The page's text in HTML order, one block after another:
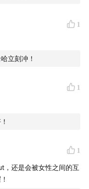
1
立刻冲！
1
1
，还是会被女性之间的互